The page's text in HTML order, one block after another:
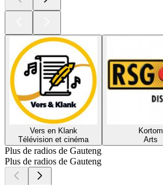
Vers en Klank
Télévision et cinéma
Kortom
Arts
Plus de radios de Gauteng
Plus de radios de Gauteng